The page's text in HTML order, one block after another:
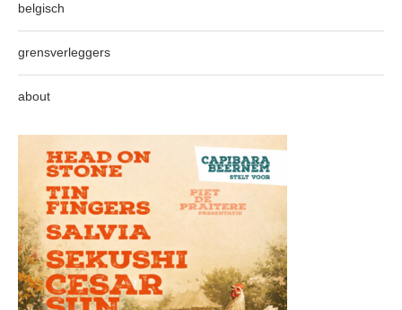
belgisch
grensverleggers
about